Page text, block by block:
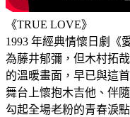
《TRUE LOVE》
1993 年經典情懷日劇《
為藤井郁彌，但木村拓
的溫暖畫面，早已與這
舞台上懷抱木吉他、伴
勾起全場老粉的青春淚點